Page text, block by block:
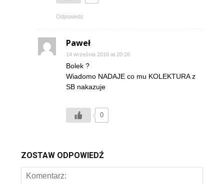
Odpowiedz
Paweł
14 września 2016 at 20:26
Bolek ?
Wiadomo NADAJE co mu KOLEKTURA z
SB nakazuje
0
ZOSTAW ODPOWIEDŹ